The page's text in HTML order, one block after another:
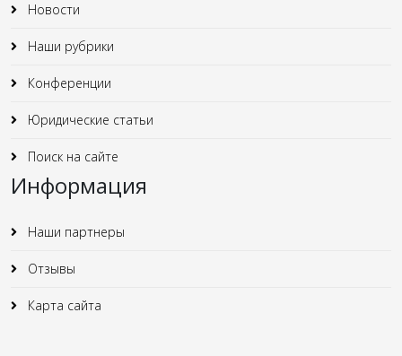
Новости
Наши рубрики
Конференции
Юридические статьи
Поиск на сайте
Информация
Наши партнеры
Отзывы
Карта сайта